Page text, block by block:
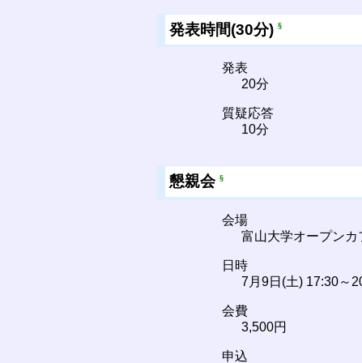
発表時間(30分)§
発表
20分
質疑応答
10分
懇親会§
会場
富山大学オープンカ
日時
7月9日(土) 17:30～
会費
3,500円
申込